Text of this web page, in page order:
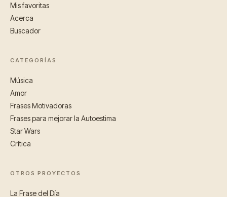
Mis favoritas
Acerca
Buscador
CATEGORÍAS
Música
Amor
Frases Motivadoras
Frases para mejorar la Autoestima
Star Wars
Crítica
OTROS PROYECTOS
La Frase del Día